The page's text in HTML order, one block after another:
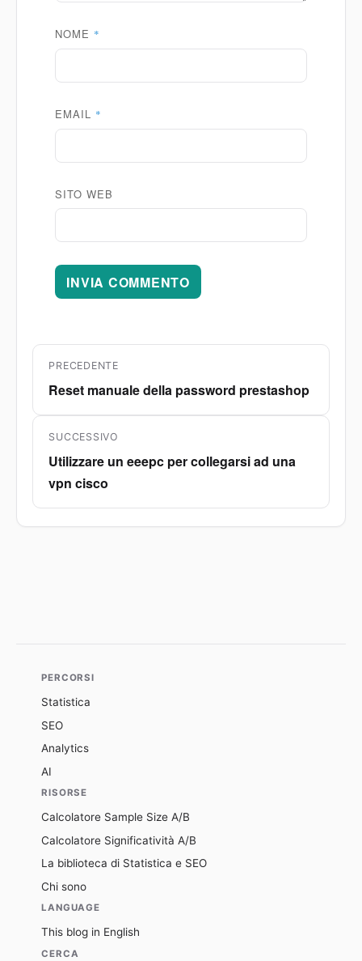
NOME *
EMAIL *
SITO WEB
Navigazione
articoli
PRECEDENTE
Articolo
precedente:
Reset manuale della password prestashop
SUCCESSIVO
Articolo
successivo:
Utilizzare un eeepc per collegarsi ad una
vpn cisco
PERCORSI
Statistica
SEO
Analytics
AI
RISORSE
Calcolatore Sample Size A/B
Calcolatore Significatività A/B
La biblioteca di Statistica e SEO
Chi sono
LANGUAGE
This blog in English
CERCA